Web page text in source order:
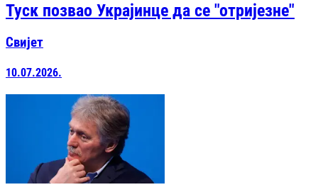
Туск позвао Украјинце да се "отријезне"
Свијет
10.07.2026.